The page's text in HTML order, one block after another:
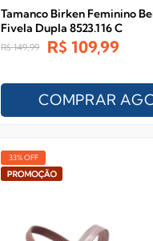
Tamanco Birken Feminino
Fivela Dupla 8523.116 C
R$ 149,99 R$ 109,99
COMPRAR
33% OFF